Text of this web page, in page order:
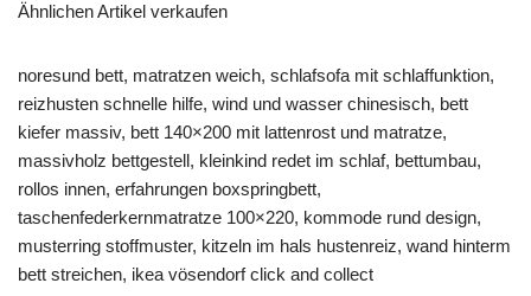
Ähnlichen Artikel verkaufen
noresund bett, matratzen weich, schlafsofa mit schlaffunktion,
reizhusten schnelle hilfe, wind und wasser chinesisch, bett
kiefer massiv, bett 140×200 mit lattenrost und matratze,
massivholz bettgestell, kleinkind redet im schlaf, bettumbau,
rollos innen, erfahrungen boxspringbett,
taschenfederkernmatratze 100×220, kommode rund design,
musterring stoffmuster, kitzeln im hals hustenreiz, wand hinterm
bett streichen, ikea vösendorf click and collect